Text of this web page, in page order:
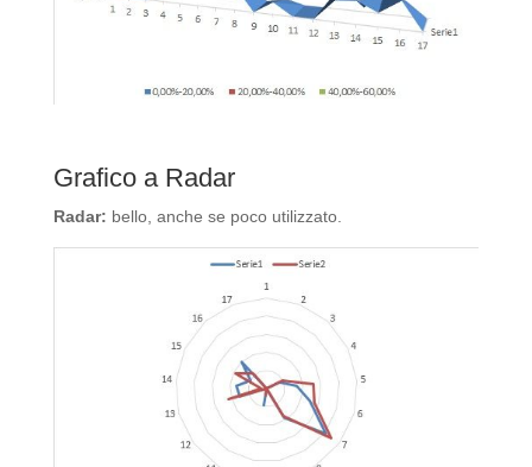
Grafico a Radar
Radar: bello, anche se poco utilizzato.